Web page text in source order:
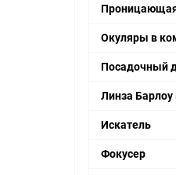
Проницающая
Окуляры в
Посадочный
Линза
Искатель
Фокусер